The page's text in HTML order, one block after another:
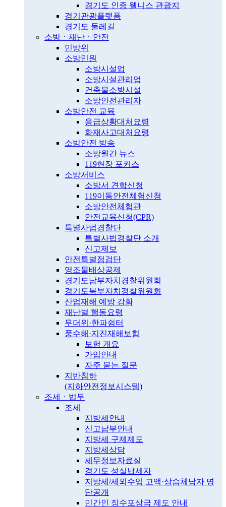
경기도 인증 웰니스 관광지
경기관광플랫폼
경기도 둘레길
소방ㆍ재난ㆍ안전
민방위
소방민원
소방시설업
소방시설관리업
건축물소방시설
소방안전관리자
소방안전 교육
응급상황대처요령
화재사고대처요령
소방안전 방송
소방월간 뉴스
119현장 포커스
소방서비스
소방서 견학신청
119이동안전체험신청
소방안전체험관
안전교육신청(CPR)
특별사법경찰단
특별사법경찰단 소개
신고제보
안전특별점검단
영조물배상공제
경기도남부자치경찰위원회
경기도북부자치경찰위원회
산업재해 예방 강화
재난별 행동요령
무더위·한파쉼터
풍수해·지진재해보험
보험 개요
가입안내
자주 묻는 질문
지반침하
(지하안전정보시스템)
조세ㆍ법무
조세
지방세안내
신고납부안내
지방세 구제제도
지방세상담
세무정보자료실
경기도 성실납세자
지방세/세외수입 고액·상습체납자 명
단공개
민간인 징수포상금 제도 안내